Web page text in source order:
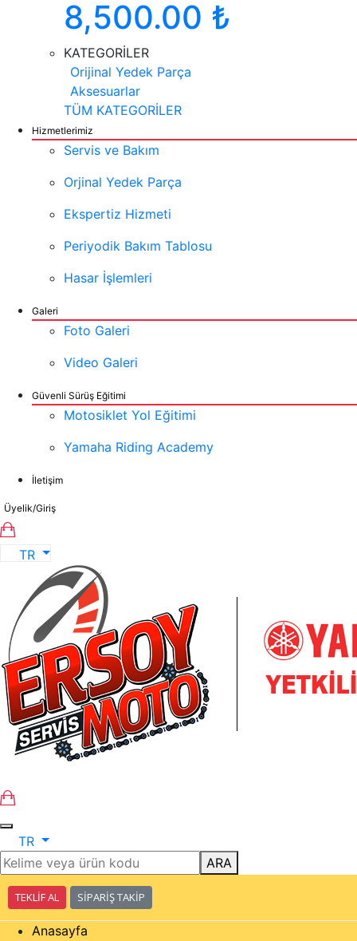
8,500.00 ₺
KATEGORİLER
Orijinal Yedek Parça
Aksesuarlar
TÜM KATEGORİLER
Hizmetlerimiz
Servis ve Bakım
Orjinal Yedek Parça
Ekspertiz Hizmeti
Periyodik Bakım Tablosu
Hasar İşlemleri
Galeri
Foto Galeri
Video Galeri
Güvenli Sürüş Eğitimi
Motosiklet Yol Eğitimi
Yamaha Riding Academy
İletişim
Üyelik/Giriş
TR
TR
ARA
TEKLİF AL SİPARİŞ TAKİP
Anasayfa